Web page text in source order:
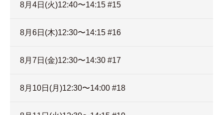
8月4日(火)12:40〜14:15 #15
8月6日(木)12:30〜14:15 #16
8月7日(金)12:30〜14:30 #17
8月10日(月)12:30〜14:00 #18